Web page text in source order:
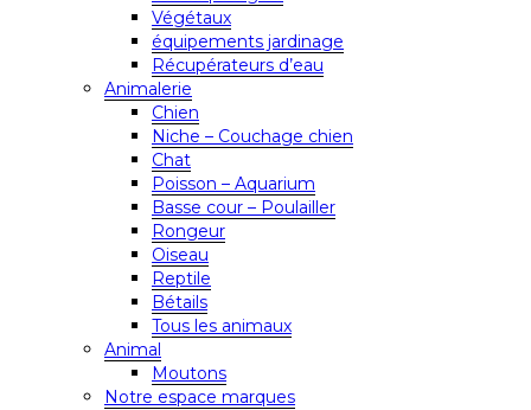
Végétaux
équipements jardinage
Récupérateurs d’eau
Animalerie
Chien
Niche – Couchage chien
Chat
Poisson – Aquarium
Basse cour – Poulailler
Rongeur
Oiseau
Reptile
Bétails
Tous les animaux
Animal
Moutons
Notre espace marques